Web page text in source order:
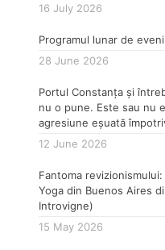
16 July 2026
Programul lunar de
28 June 2026
Portul Constanța și
nu o pune. Este sau nu
agresiune eșuată
12 June 2026
Fantoma
Yoga din Buenos Aires
Introvigne)
15 May 2026